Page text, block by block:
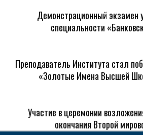
Демонстрационный экзамен
специальности
Преподаватель Института стал
«Золотые Имена Высшей
Участие в церемонии
окончания Второй